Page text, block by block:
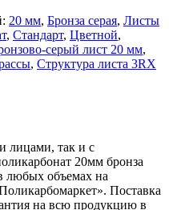
20 мм, Бронза серая, Листы
, Стандарт, Цветной,
серый лист 20 мм,
, Структура листа 3RX
лицами, так и с
20мм бронза
любых объемах на
Поставка
на всю продукцию в